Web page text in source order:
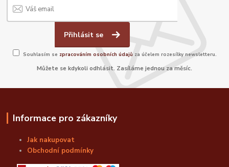
Přihlásit se
Souhlasím se zpracováním osobních údajů za účelem rozesílky newsletteru.
Můžete se kdykoli odhlásit. Zasíláme jednou za měsíc.
Informace pro zákazníky
Jak nakupovat
Obchodní podmínky